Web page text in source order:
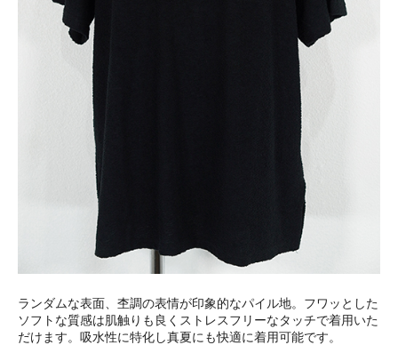
ランダムな表面、杢調の表情が印象的なパイル地。フワッとした
ソフトな質感は肌触りも良くストレスフリーなタッチで着用いた
だけます。吸水性に特化し真夏にも快適に着用可能です。